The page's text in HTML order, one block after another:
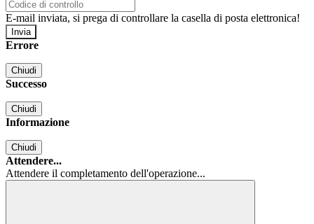
E-mail inviata, si prega di controllare la casella di posta elettronica!
Errore
Chiudi
Successo
Chiudi
Informazione
Chiudi
Attendere...
Attendere il completamento dell'operazione...